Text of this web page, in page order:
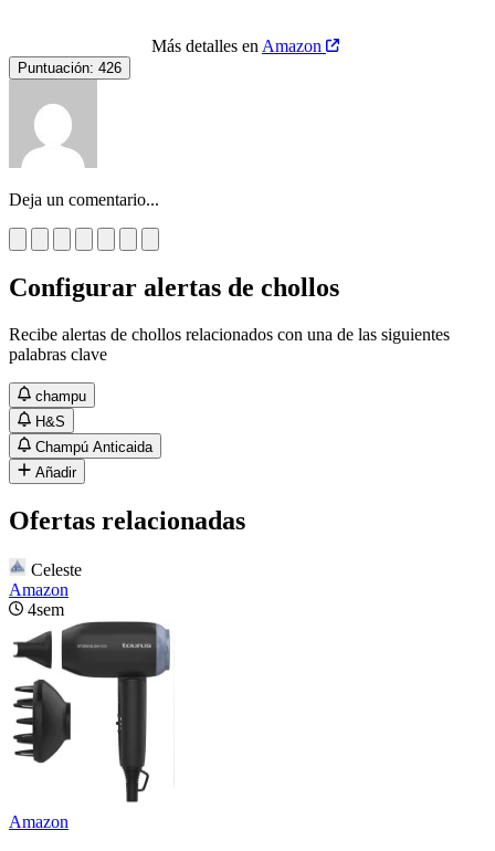
Más detalles en Amazon
Puntuación: 426
Deja un comentario...
Configurar alertas de chollos
Recibe alertas de chollos relacionados con una de las siguientes
palabras clave
champu
H&S
Champú Anticaida
Añadir
Ofertas relacionadas
Celeste
Amazon
4sem
Amazon